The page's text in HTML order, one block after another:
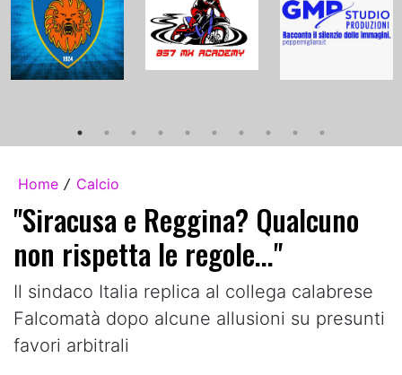
Home / Calcio
"Siracusa e Reggina? Qualcuno
non rispetta le regole..."
Il sindaco Italia replica al collega calabrese
Falcomatà dopo alcune allusioni su presunti
favori arbitrali